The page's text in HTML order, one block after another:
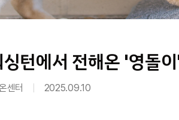
턴에서 전해온 '영돌
센터 2025.09.10